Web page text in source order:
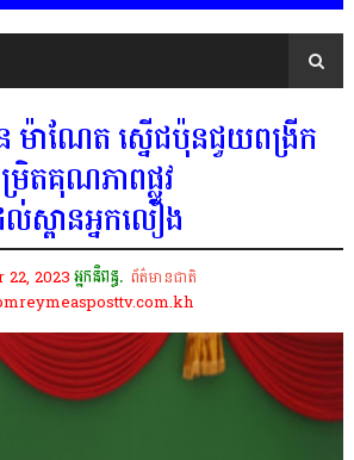
ម៉ាណែត ស្នើជប៉ុនជួយពង្រីក
តគុណភាពផ្លូវ
ស្ពានអ្នកលឿង
2023 អ្នកនិពន្ធ. ព័ត៌មានជាតិ